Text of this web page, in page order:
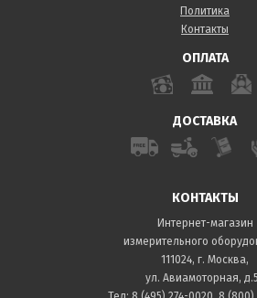
Политика
Контакты
ОПЛАТА
ДОСТАВКА
КОНТАКТЫ
Интернет-магазин
измерительного
111024, г. Москва,
ул. Авиамоторная,